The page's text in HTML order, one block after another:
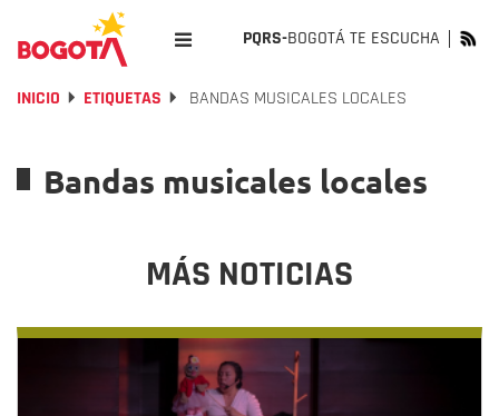
PQRS-BOGOTÁ TE ESCUCHA
INICIO ETIQUETAS BANDAS MUSICALES LOCALES
Bandas musicales locales
MÁS NOTICIAS